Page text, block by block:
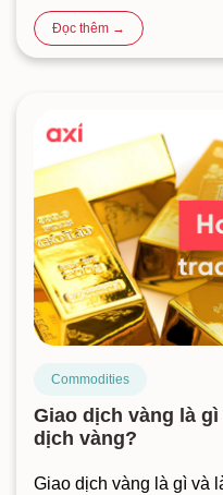
Đọc thêm →
Commodities
Giao dịch vàng là
dịch vàng?
Giao dịch vàng là gì và